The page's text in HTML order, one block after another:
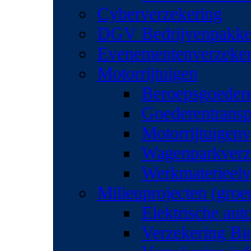
Cyberverzekering
DGV
Motorrijtuigen
Milieuprojecten
Elektrische
Verzekering